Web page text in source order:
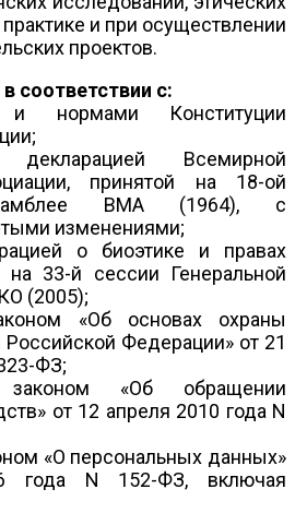
и при осуществлении
проектов.
соответствии с:
нормами Конституции
Всемирной
принятой на 18-ой
ВМА (1964), с
изменениями;
о биоэтике и правах
на 33-й сессии Генеральной
(2005);
«Об основах охраны
Федерации» от 21
ФЗ;
«Об обращении
от 12 апреля 2010 года N
«О персональных данных»
года N 152-ФЗ, включая